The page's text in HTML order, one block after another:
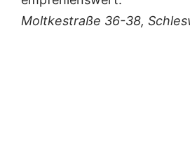
Moltkestraße 36-38,